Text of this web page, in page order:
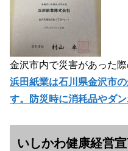
金沢市内で災害があった際
浜田紙業は石川県金沢市
す。防災時に消耗品やダ
いしかわ健康経営宣